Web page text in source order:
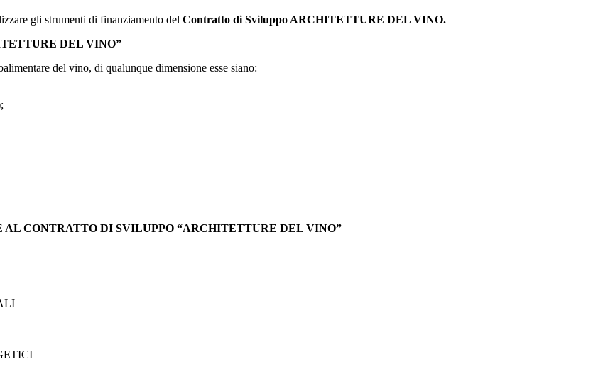
gli strumenti di finanziamento del Contratto di Sviluppo ARCHITETTURE DEL VINO.
DEL VINO”
del vino, di qualunque dimensione esse siano:
CONTRATTO DI SVILUPPO “ARCHITETTURE DEL VINO”